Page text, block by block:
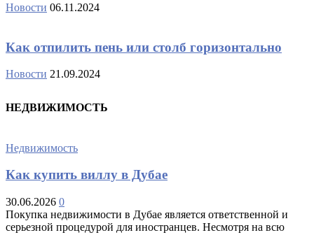
Новости 06.11.2024
Как отпилить пень или столб горизонтально
Новости 21.09.2024
НЕДВИЖИМОСТЬ
Недвижимость
Как купить виллу в Дубае
30.06.2026 0
Покупка недвижимости в Дубае является ответственной и
серьезной процедурой для иностранцев. Несмотря на всю